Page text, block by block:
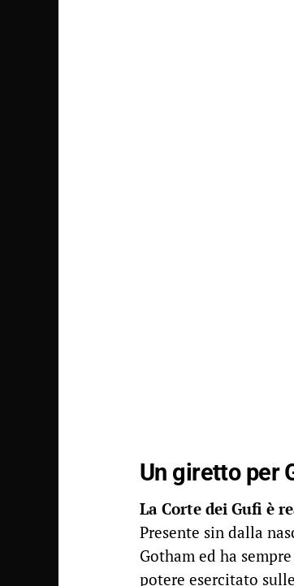
Un giretto per
La Corte dei Gufi è
Presente sin dalla
Gotham ed ha
potere esercitato